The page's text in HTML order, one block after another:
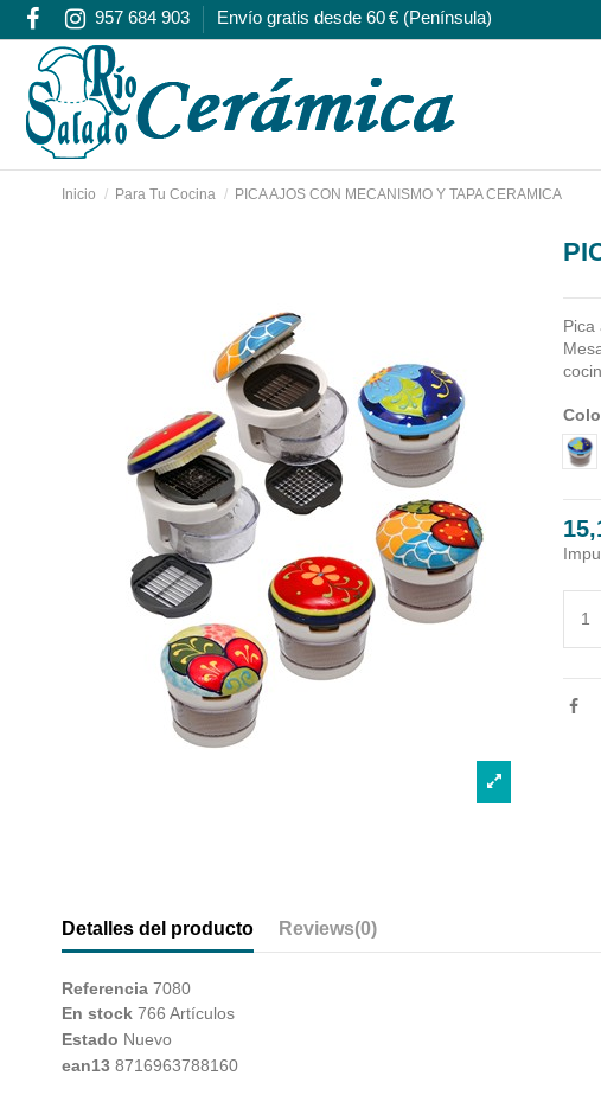
957 684 903 Envío gratis desde 60 € (Península)
Inicio Para Tu Cocina PICA AJOS CON MECANISMO Y TAPA CERAMICA
Pica
Detalles del producto Reviews(0)
Referencia 7080
En stock 766 Artículos
Estado Nuevo
ean13 8716963788160